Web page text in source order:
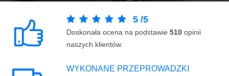
5 /5
Doskonała ocena na podstawie 510 opinii
naszych klientów.
WYKONANE PRZEPROWADZKI